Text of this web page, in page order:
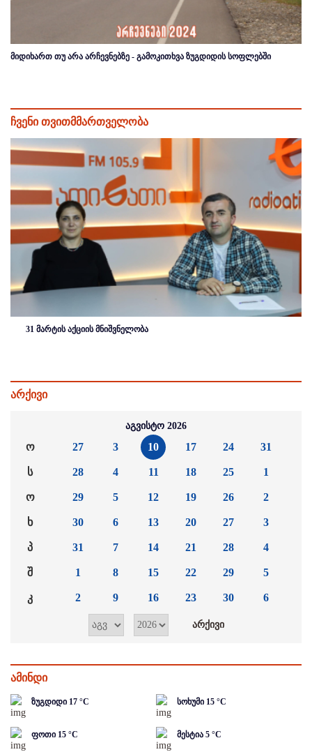
მიდიხართ თუ არა არჩევნებზე - გამოკითხვა ზუგდიდის სოფლებში
ჩვენი თვითმმართველობა
31 მარტის აქციის მნიშვნელობა
არქივი
აგვისტო 2026
ო
ს
ო
ხ
პ
შ
კ
27
28
29
30
31
1
2
3
4
5
6
7
8
9
10
11
12
13
14
15
16
17
18
19
20
21
22
23
24
25
26
27
28
29
30
31
1
2
3
4
5
6
ამინდი
ზუგდიდი 17 °C სოხუმი 15 °C
ფოთი 15 °C მესტია 5 °C